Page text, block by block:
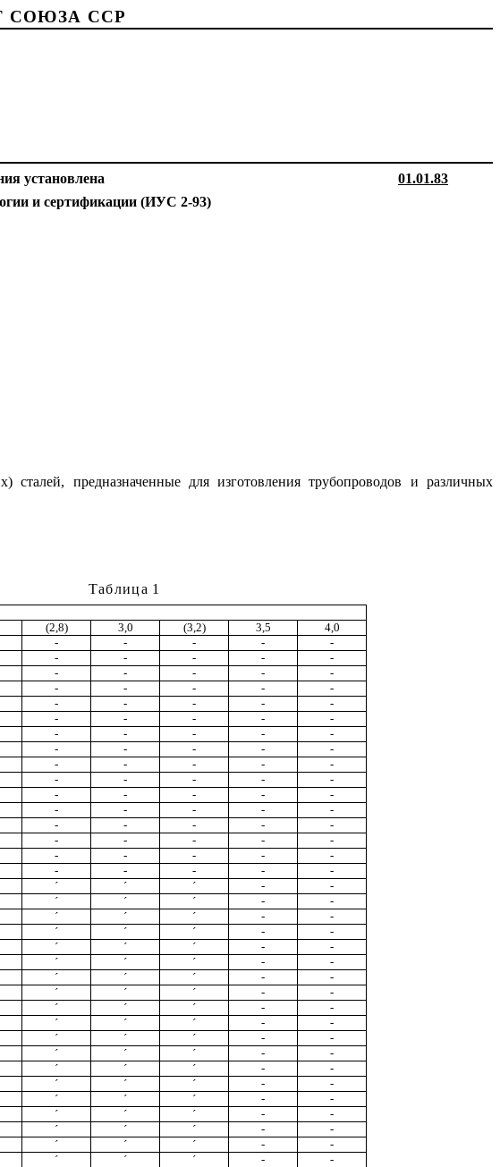
СОЮЗА ССР
установлена 01.01.83
и сертификации (ИУС 2-93)
сталей, предназначенные для изготовления трубопроводов и различных
Таблица 1
(2,8) 3,0 (3,2) 3,5
4,0
- - - -
-
- - - -
-
- - - -
-
- - - -
-
- - - -
-
- - - -
-
- - - -
-
- - - -
-
- - - -
-
- - - -
-
- - - -
-
- - - -
-
- - - -
-
- - - -
-
- - - -
-
- - - -
-
´ ´ ´ -
-
´ ´ ´ -
-
´ ´ ´ -
-
´ ´ ´ -
-
´ ´ ´ -
-
´ ´ ´ -
-
´ ´ ´ -
-
´ ´ ´ -
-
´ ´ ´ -
-
´ ´ ´ -
-
´ ´ ´ -
-
´ ´ ´ -
-
´ ´ ´ -
-
´ ´ ´ -
-
´ ´ ´ -
-
´ ´ ´ -
-
´ ´ ´ -
-
´ ´ ´ -
-
´ ´ ´ -
-